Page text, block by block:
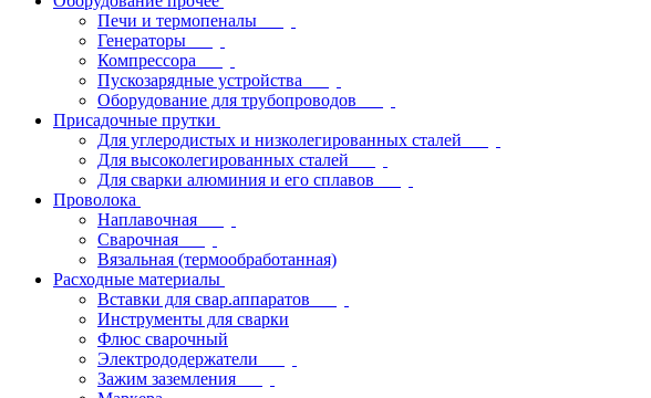
Печи и термопеналы
Генераторы
Компрессора
Пускозарядные устройства
Оборудование для трубопроводов
Присадочные прутки
Для углеродистых и низколегированных сталей
Для высоколегированных сталей
Для сварки алюминия и его сплавов
Проволока
Наплавочная
Сварочная
Вязальная (термообработанная)
Расходные материалы
Вставки для свар.аппаратов
Инструменты для сварки
Флюс сварочный
Электрододержатели
Зажим заземления